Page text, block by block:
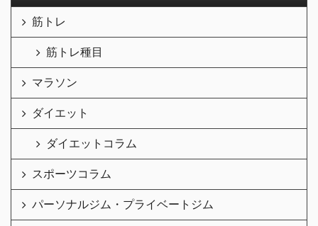
筋トレ
筋トレ種目
マラソン
ダイエット
ダイエットコラム
スポーツコラム
パーソナルジム・プライベートジム